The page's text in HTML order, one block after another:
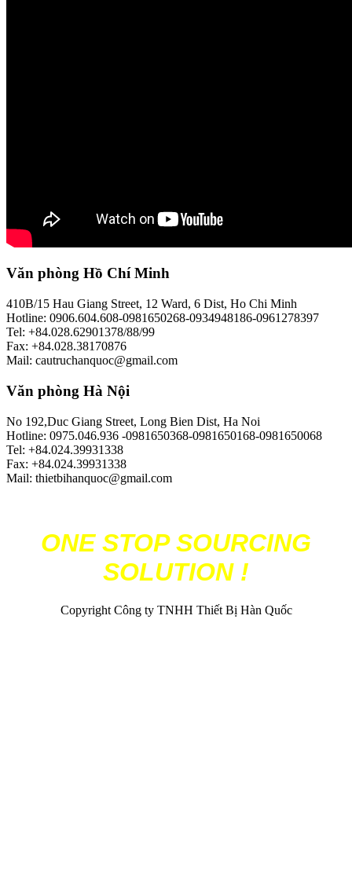
Văn phòng Hồ Chí Minh
410B/15 Hau Giang Street, 12 Ward, 6 Dist, Ho Chi Minh
Hotline: 0906.604.608-0981650268-0934948186-0961278397
Tel: +84.028.62901378/88/99
Fax: +84.028.38170876
Mail: cautruchanquoc@gmail.com
Văn phòng Hà Nội
No 192,Duc Giang Street, Long Bien Dist, Ha Noi
Hotline: 0975.046.936 -0981650368-0981650168-0981650068
Tel: +84.024.39931338
Fax: +84.024.39931338
Mail: thietbihanquoc@gmail.com
ONE STOP SOURCING
SOLUTION !
Copyright Công ty TNHH Thiết Bị Hàn Quốc